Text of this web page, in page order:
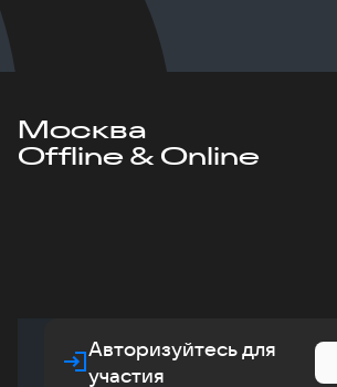
Москва
Offline & Online
Авторизуйтесь для
участия